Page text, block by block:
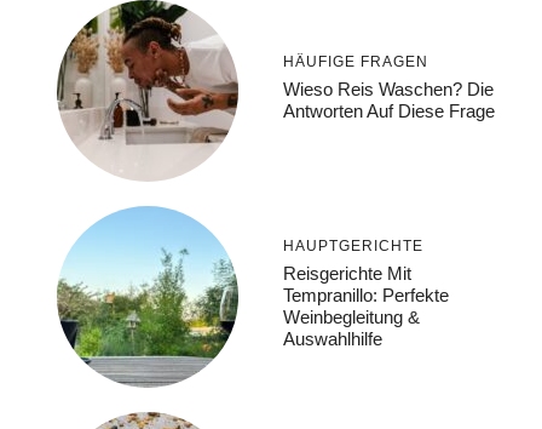
HÄUFIGE FRAGEN
Wieso Reis Waschen? Die
Antworten Auf Diese Frage
HAUPTGERICHTE
Reisgerichte Mit
Tempranillo: Perfekte
Weinbegleitung &
Auswahlhilfe